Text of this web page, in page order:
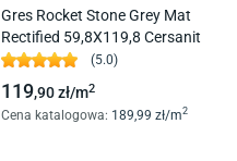
Gres Rocket Stone Grey Mat
Rectified 59,8X119,8 Cersanit
(5.0)
119,90zł/m2
Cena katalogowa: 189,99 zł/m2